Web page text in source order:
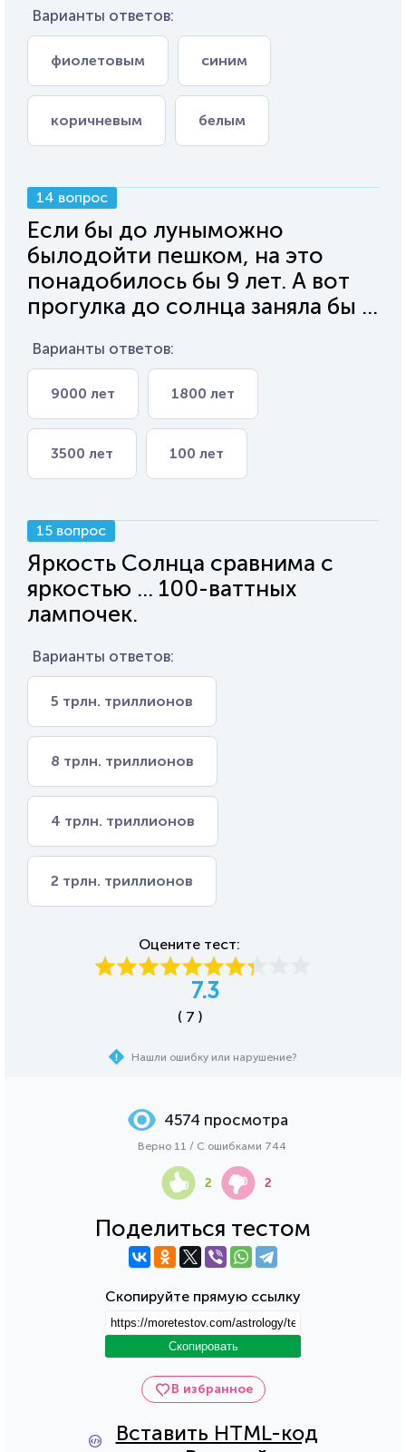
Варианты ответов:
фиолетовым синим
коричневым белым
14 вопрос
Если бы до луныможно
былодойти пешком, на это
понадобилось бы 9 лет. А вот
прогулка до солнца заняла бы ...
Варианты ответов:
9000 лет 1800 лет
3500 лет 100 лет
15 вопрос
Яркость Солнца сравнима с
яркостью ... 100-ваттных
лампочек.
Варианты ответов:
5 трлн. триллионов
8 трлн. триллионов
4 трлн. триллионов
2 трлн. триллионов
Оцените тест:
7.3
( 7 )
Нашли ошибку или нарушение?
В избранное
Вставить HTML-код
Поделиться тестом
Скопируйте прямую ссылку
Скопировать
4574 просмотра
Верно 11 / С ошибками 744
2 2